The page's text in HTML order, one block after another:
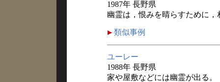
1987年 長野県
幽霊は，恨みを晴らすために
類似事例
ユーレー
1988年 長野県
家や屋敷などには幽霊が出る。